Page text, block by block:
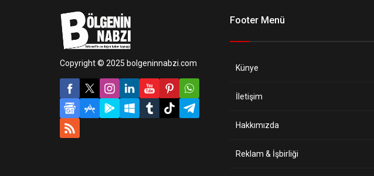
Copyright © 2025 bolgeninnabzi.com
Footer Menü
Künye
İletişim
Hakkımızda
Reklam & İşbirliği